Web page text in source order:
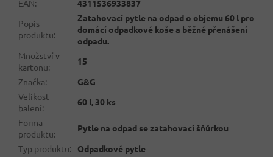
EAN:
4311536933837
Popis
produktu:
Zatahovací pytle na odpad o objemu 60 l pro
domácí odpadkové koše a běžné přenášení
odpadu.
Množství v
kartonu:
15
Značka:
G&G
Velikost
balení:
60 l, 30 ks
Forma
produktu:
Pytle na odpad se zatahovací šňůrkou
Typ produktu:
Odpadkové pytle